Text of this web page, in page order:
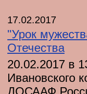
17.02.2017
"Урок
Отечества
20.02.2017 в
Ивановского
ДОСААФ